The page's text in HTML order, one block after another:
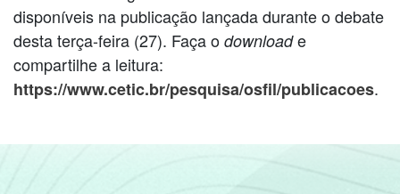
disponíveis na publicação lançada durante o debate
desta terça-feira (27). Faça o downloade
compartilhe a leitura:
https://www.cetic.br/pesquisa/osfil/publicacoes.